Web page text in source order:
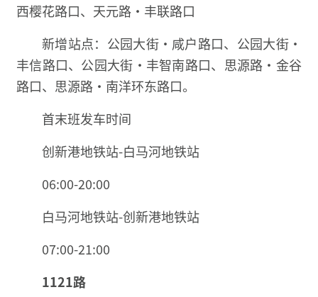
西樱花路口、天元路·丰联路口
新增站点：公园大街·咸户路口、公园大街·
丰信路口、公园大街·丰智南路口、思源路·金谷
路口、思源路·南洋环东路口。
首末班发车时间
创新港地铁站-白马河地铁站
06:00-20:00
白马河地铁站-创新港地铁站
07:00-21:00
1121路